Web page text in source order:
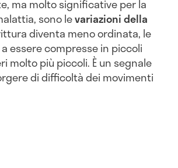
ma molto significative per la
sono levariazioni della
diventa meno ordinata, le
essere compresse in piccoli
molto più piccoli. È un segnale
di difficoltà dei movimenti